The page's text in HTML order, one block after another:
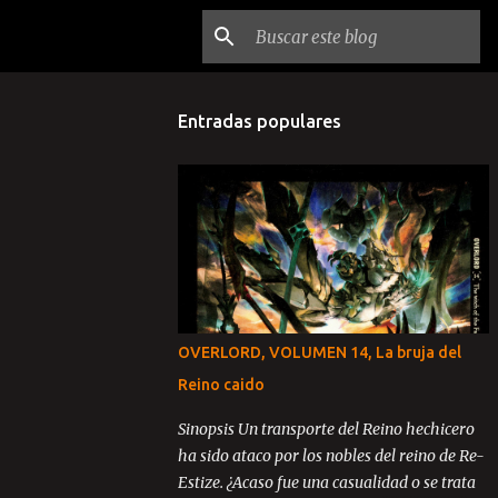
Entradas populares
OVERLORD, VOLUMEN 14, La bruja del
Reino caido
Sinopsis Un transporte del Reino hechicero
ha sido ataco por los nobles del reino de Re-
Estize. ¿Acaso fue una casualidad o se trata